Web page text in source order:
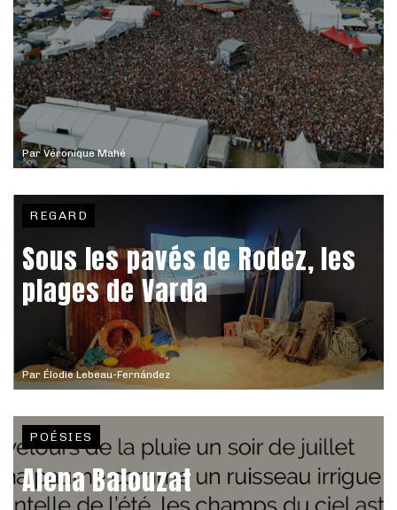
ParVéronique Mahé
Par Élodie Lebeau-Fernández
REGARD
Sous les pavés de Rodez, les
plages de Varda
POÉSIES
Alena Balouzat